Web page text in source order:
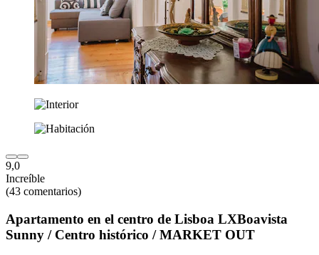
9,0
Increíble
(43 comentarios)
Apartamento en el centro de Lisboa LXBoavista
Sunny / Centro histórico / MARKET OUT